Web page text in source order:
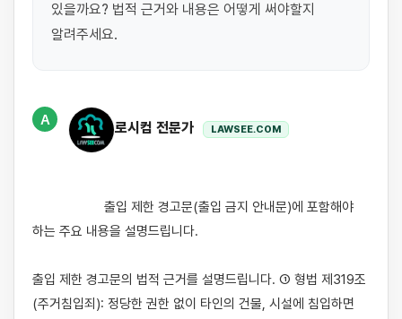
있을까요? 법적 근거와 내용은 어떻게 써야할지
알려주세요.
A
로시컴 전문가 LAWSEE.COM
하는 주요 내용을 설명드립니다.
출입 제한 경고문의 법적 근거를 설명드립니다. ① 형법 제319조
(주거침입죄): 정당한 권한 없이 타인의 건물, 시설에 침입하면